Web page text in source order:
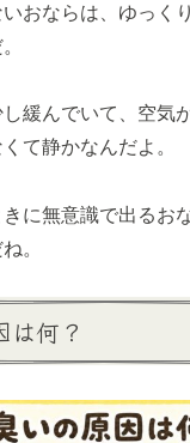
おならは、ゆっく
緩んでいて、空気
て静かなんだよ。
に無意識で出るお
。
は何？